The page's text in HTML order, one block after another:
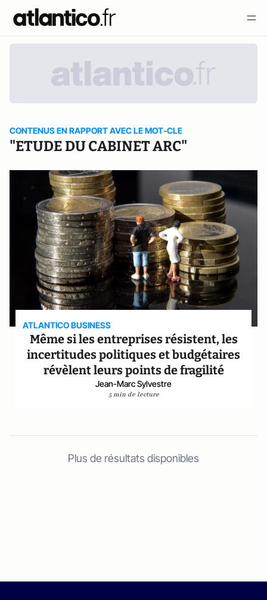
CONTENUS EN RAPPORT AVEC LE MOT-CLE
"ETUDE DU CABINET ARC"
ATLANTICO BUSINESS
Même si les entreprises résistent, les
incertitudes politiques et budgétaires
révèlent leurs points de fragilité
Jean-Marc Sylvestre
5 min de lecture
Plus de résultats disponibles